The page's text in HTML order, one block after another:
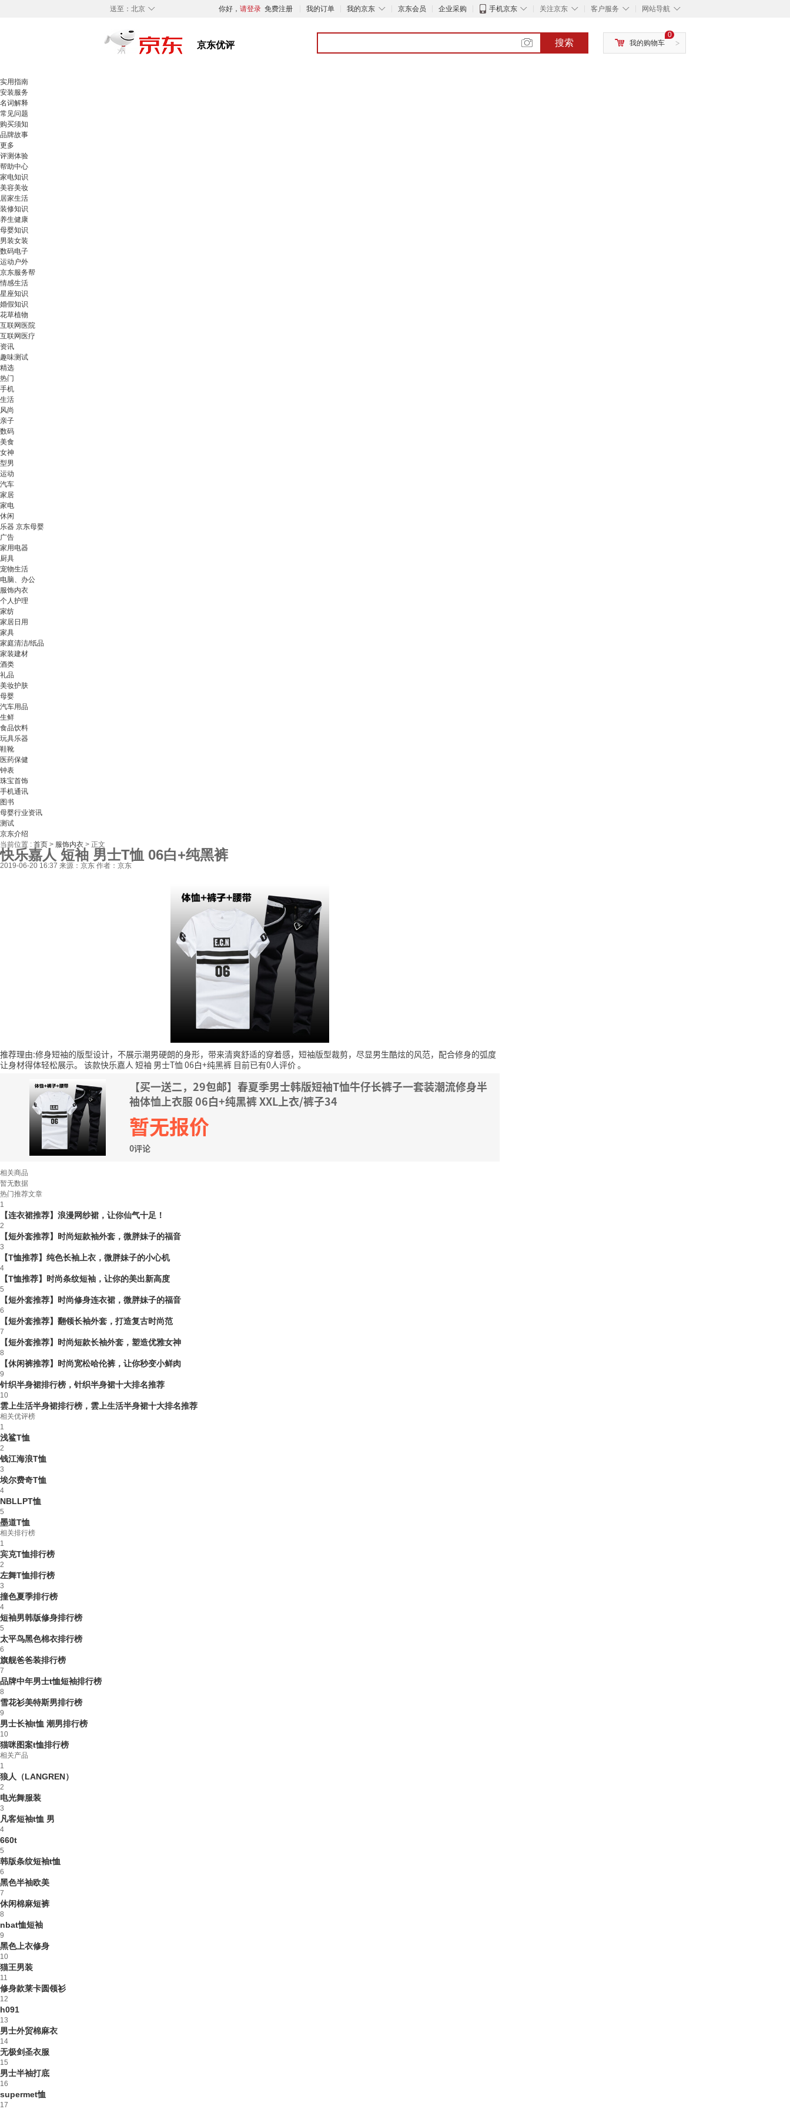
◇
送至： 北京 你好， 请登录 免费注册 我的订单 ◇
我的京东 京东会员 企业采购 ◇
手机京东 ◇
关注京东 ◇
客户服务 ◇
网站导航
搜索 >
0
我的购物车
实用指南
安装服务
名词解释
常见问题
购买须知
品牌故事
更多
评测体验
帮助中心
家电知识
美容美妆
居家生活
装修知识
养生健康
母婴知识
男装女装
数码电子
运动户外
京东服务帮
情感生活
星座知识
婚假知识
花草植物
互联网医院
互联网医疗
资讯
趣味测试
精选
热门
手机
生活
风尚
亲子
数码
美食
女神
型男
运动
汽车
家居
家电
休闲
乐器 京东母婴
广告
家用电器
厨具
宠物生活
电脑、办公
服饰内衣
个人护理
家纺
家居日用
家具
家庭清洁/纸品
家装建材
酒类
礼品
美妆护肤
母婴
汽车用品
生鲜
食品饮料
玩具乐器
鞋靴
医药保健
钟表
珠宝首饰
手机通讯
图书
母婴行业资讯
测试
京东介绍
当前位置 : 首页 > 服饰内衣 > 正文
快乐嘉人 短袖 男士T恤 06白+纯黑裤
2019-06-20 16:37 来源：京东 作者：京东
推荐理由:修身短袖的版型设计，不展示潮男硬朗的身形，带来清爽舒适的穿着感，短袖版型裁剪，尽显男生酷炫的风范，配合修身的弧度
让身材得体轻松展示。 该款快乐嘉人 短袖 男士T恤 06白+纯黑裤 目前已有0人评价。
【买一送二，29包邮】春夏季男士韩版短袖T恤牛仔长裤子一套装潮流修身半
袖体恤上衣服 06白+纯黑裤 XXL上衣/裤子34
暂无报价
0评论
相关商品
暂无数据
热门推荐文章
1
【连衣裙推荐】浪漫网纱裙，让你仙气十足！
2
【短外套推荐】时尚短款袖外套，微胖妹子的福音
3
【T恤推荐】纯色长袖上衣，微胖妹子的小心机
4
【T恤推荐】时尚条纹短袖，让你的美出新高度
5
【短外套推荐】时尚修身连衣裙，微胖妹子的福音
6
【短外套推荐】翻领长袖外套，打造复古时尚范
7
【短外套推荐】时尚短款长袖外套，塑造优雅女神
8
【休闲裤推荐】时尚宽松哈伦裤，让你秒变小鲜肉
9
针织半身裙排行榜，针织半身裙十大排名推荐
10
雲上生活半身裙排行榜，雲上生活半身裙十大排名推荐
相关优评榜
1
浅鲨T恤
2
钱江海浪T恤
3
埃尔费奇T恤
4
NBLLPT恤
5
墨道T恤
相关排行榜
1
宾克T恤排行榜
2
左舞T恤排行榜
3
撞色夏季排行榜
4
短袖男韩版修身排行榜
5
太平鸟黑色棉衣排行榜
6
旗舰爸爸装排行榜
7
品牌中年男士t恤短袖排行榜
8
雪花衫美特斯男排行榜
9
男士长袖t恤 潮男排行榜
10
猫咪图案t恤排行榜
相关产品
1
狼人（LANGREN）
2
电光舞服装
3
凡客短袖t恤 男
4
660t
5
韩版条纹短袖t恤
6
黑色半袖欧美
7
休闲棉麻短裤
8
nbat恤短袖
9
黑色上衣修身
10
猫王男装
11
修身款莱卡圆领衫
12
h091
13
男士外贸棉麻衣
14
无极剑圣衣服
15
男士半袖打底
16
supermet恤
17